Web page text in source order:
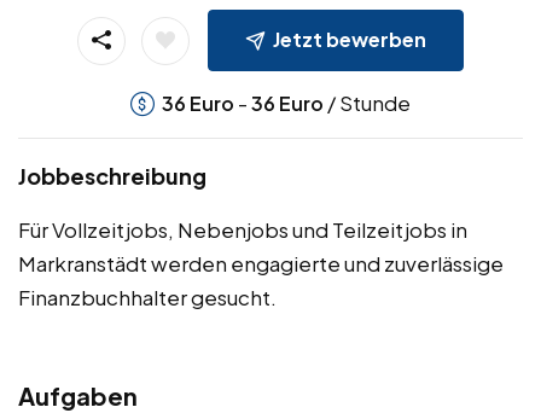
Jetzt bewerben
36 Euro -36 Euro / Stunde
Jobbeschreibung
Für Vollzeitjobs, Nebenjobs und Teilzeitjobs in
Markranstädt werden engagierte und zuverlässige
Finanzbuchhalter gesucht.
Aufgaben